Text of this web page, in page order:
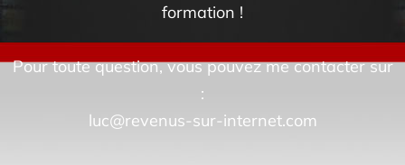
formation !
Pour toute question, vous pouvez me contacter sur
:
luc@revenus-sur-internet.com